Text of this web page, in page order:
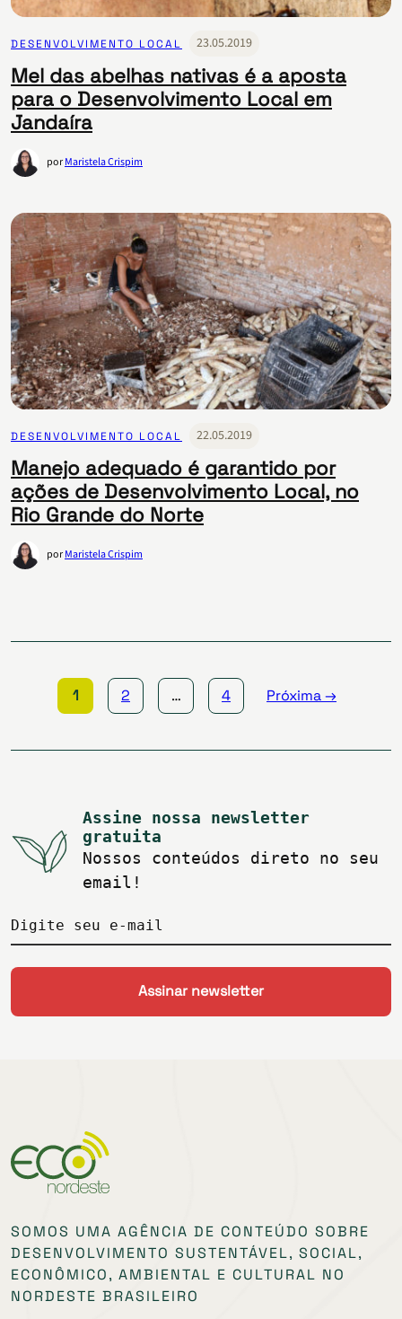
DESENVOLVIMENTO LOCAL 23.05.2019
Mel das abelhas nativas é a aposta
para o Desenvolvimento Local em
Jandaíra
porMaristela Crispim
DESENVOLVIMENTO LOCAL 22.05.2019
Manejo adequado é garantido por
ações de Desenvolvimento Local, no
Rio Grande do Norte
porMaristela Crispim
de
1 2 … 4 Próxima →
Assine nossa newsletter
gratuita
Nossos conteúdos direto no seu
email!
Digite seu e-mail
SOMOS UMA AGÊNCIA DE CONTEÚDO SOBRE
DESENVOLVIMENTO SUSTENTÁVEL, SOCIAL,
ECONÔMICO, AMBIENTAL E CULTURAL NO
NORDESTE BRASILEIRO